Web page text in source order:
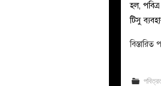
হল,
টিসু
বিস্তারিত